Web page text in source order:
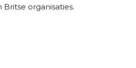
organisaties.